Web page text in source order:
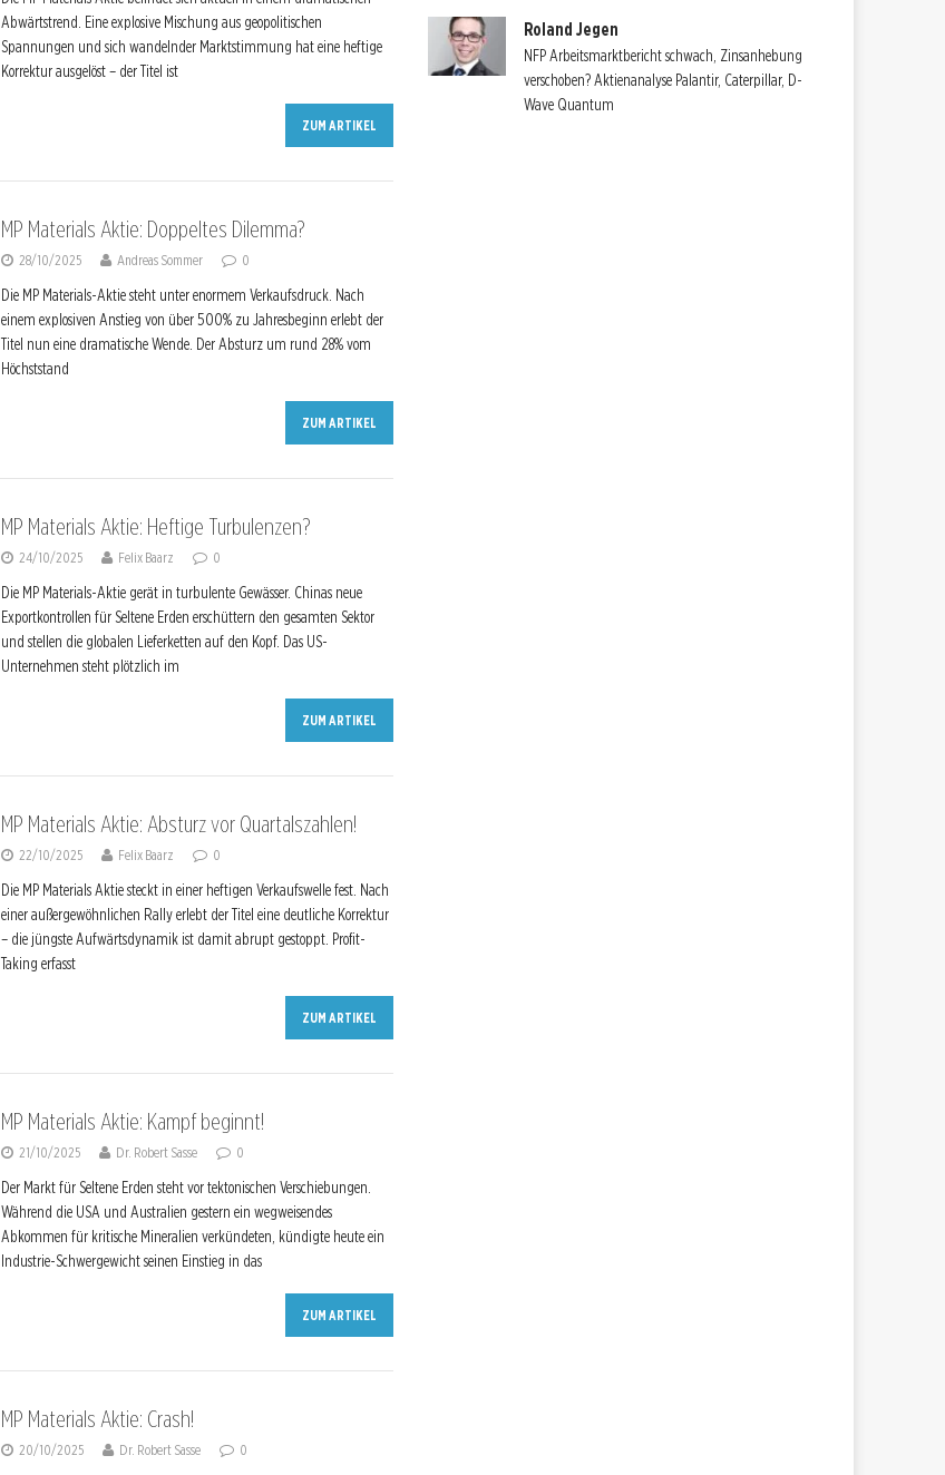
Abwärtstrend. Eine explosive Mischung aus geopolitischen
Spannungen und sich wandelnder Marktstimmung hat eine heftige
Korrektur ausgelöst – der Titel ist
ZUM ARTIKEL
MP Materials Aktie: Doppeltes Dilemma?
28/10/2025 Andreas Sommer 0
Die MP Materials-Aktie steht unter enormem Verkaufsdruck. Nach
einem explosiven Anstieg von über 500% zu Jahresbeginn erlebt der
Titel nun eine dramatische Wende. Der Absturz um rund 28% vom
Höchststand
ZUM ARTIKEL
MP Materials Aktie: Heftige Turbulenzen?
24/10/2025 Felix Baarz 0
Die MP Materials-Aktie gerät in turbulente Gewässer. Chinas neue
Exportkontrollen für Seltene Erden erschüttern den gesamten Sektor
und stellen die globalen Lieferketten auf den Kopf. Das US-
Unternehmen steht plötzlich im
ZUM ARTIKEL
MP Materials Aktie: Absturz vor Quartalszahlen!
22/10/2025 Felix Baarz 0
Die MP Materials Aktie steckt in einer heftigen Verkaufswelle fest. Nach
einer außergewöhnlichen Rally erlebt der Titel eine deutliche Korrektur
– die jüngste Aufwärtsdynamik ist damit abrupt gestoppt. Profit-
Taking erfasst
ZUM ARTIKEL
MP Materials Aktie: Kampf beginnt!
21/10/2025 Dr. Robert Sasse 0
Der Markt für Seltene Erden steht vor tektonischen Verschiebungen.
Während die USA und Australien gestern ein wegweisendes
Abkommen für kritische Mineralien verkündeten, kündigte heute ein
Industrie-Schwergewicht seinen Einstieg in das
ZUM ARTIKEL
MP Materials Aktie: Crash!
20/10/2025 Dr. Robert Sasse 0
Roland Jegen
NFP Arbeitsmarktbericht schwach, Zinsanhebung
verschoben? Aktienanalyse Palantir, Caterpillar, D-
Wave Quantum